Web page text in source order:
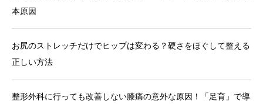
本原因
お尻のストレッチだけでヒップは変わる？硬さをほぐして整える
正しい方法
整形外科に行っても改善しない膝痛の意外な原因！「足育」で導